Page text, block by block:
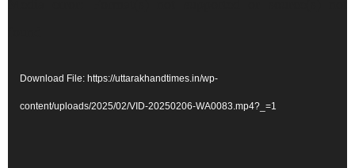
Download File: https://uttarakhandtimes.in/wp-
content/uploads/2025/02/VID-20250206-WA0083.mp4?_=1